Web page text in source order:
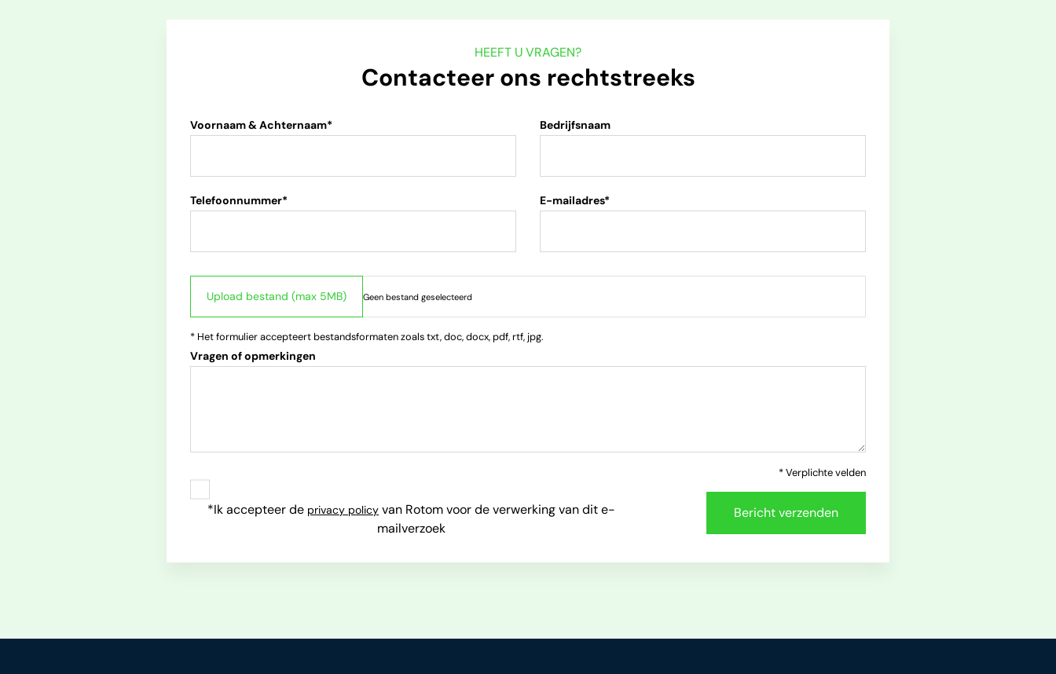
HEEFT U VRAGEN?
Contacteer ons rechtstreeks
Voornaam & Achternaam* Bedrijfsnaam
Telefoonnummer* E-mailadres*
* Het formulier accepteert bestandsformaten zoals txt, doc, docx, pdf, rtf, jpg.
Vragen of opmerkingen
* Verplichte velden
*Ik accepteer de privacy policy van Rotom voor de verwerking van dit e-
mailverzoek